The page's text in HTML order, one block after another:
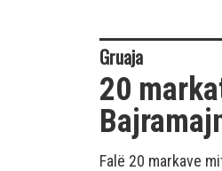
Gruaja
20
Falë 20 markave